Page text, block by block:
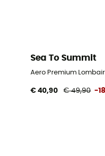
Sea To Summit
Aero Premium
€ 40,90 € 49,90 -